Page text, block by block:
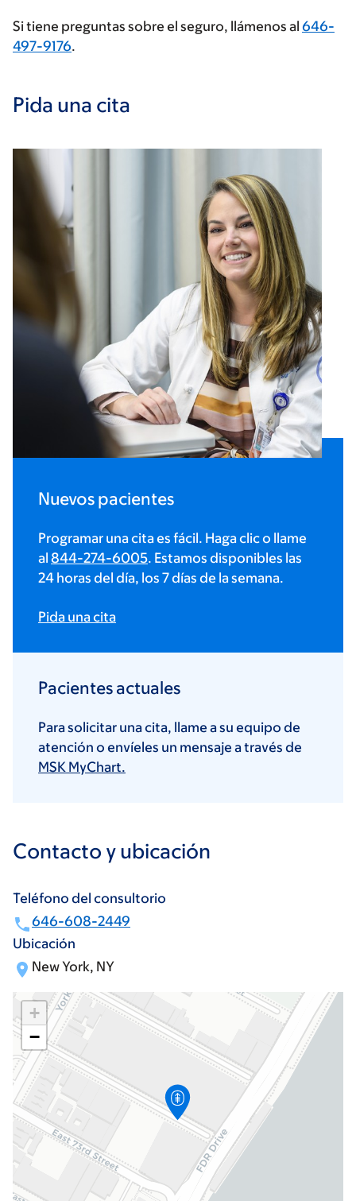
Si tiene preguntas sobre el seguro, llámenos al 646-
497-9176.
Pida una cita
Nuevos pacientes
Programar una cita es fácil. Haga clic o llame
al 844-274-6005. Estamos disponibles las
24 horas del día, los 7 días de la semana.
Pida una cita
Pacientes actuales
Para solicitar una cita, llame a su equipo de
atención o envíeles un mensaje a través de
MSK MyChart.
Contacto y ubicación
Teléfono del consultorio
646-608-2449
Ubicación
New York, NY
+
−